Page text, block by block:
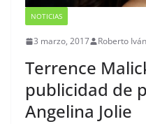
NOTICIAS
3 marzo, 2017 Roberto
Terrence
publicidad de
Angelina Jolie